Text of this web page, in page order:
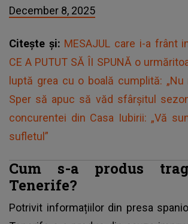
December 8, 2025
Citește și: MESAJUL care i-a frânt
CE A PUTUT SĂ ÎI SPUNĂ o
luptă grea cu o boală cumplită: „Nu
Sper să apuc să văd sfârșitul
concurentei din Casa Iubirii: „Vă
sufletul”
Cum s-a produs
Tenerife?
Potrivit informațiilor din presa